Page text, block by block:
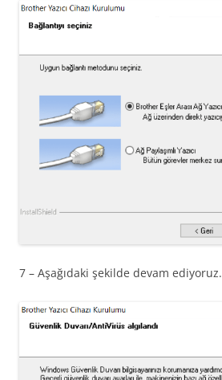
7 – Aşağıdaki şekilde devam ediyoruz.